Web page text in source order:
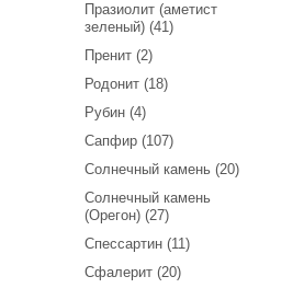
Празиолит (аметист
зеленый) (41)
Пренит (2)
Родонит (18)
Рубин (4)
Сапфир (107)
Солнечный камень (20)
Солнечный камень
(Орегон) (27)
Спессартин (11)
Сфалерит (20)